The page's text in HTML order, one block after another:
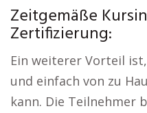
Zeitgemäße
Zertifizierung:
Ein weiterer Vorteil
und einfach von zu
kann. Die Teilnehmer